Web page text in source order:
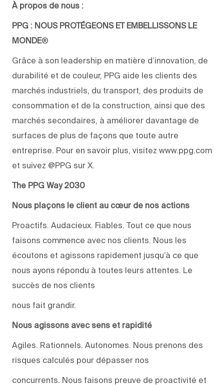
À propos de nous :
PPG : NOUS PROTÉGEONS ET EMBELLISSONS LE
MONDE®
Grâce à son leadership en matière d’innovation, de
durabilité et de couleur, PPG aide les clients des
marchés industriels, du transport, des produits de
consommation et de la construction, ainsi que des
marchés secondaires, à améliorer davantage de
surfaces de plus de façons que toute autre
entreprise. Pour en savoir plus, visitez www.ppg.com
et suivez @PPG sur X.
The PPG Way 2030
Nous plaçons le client au cœur de nos actions
Proactifs. Audacieux. Fiables. Tout ce que nous
faisons commence avec nos clients. Nous les
écoutons et agissons rapidement jusqu’à ce que
nous ayons répondu à toutes leurs attentes. Le
succès de nos clients
nous fait grandir.
Nous agissons avec sens et rapidité
Agiles. Rationnels. Autonomes. Nous prenons des
risques calculés pour dépasser nos
concurrents. Nous faisons preuve de proactivité et